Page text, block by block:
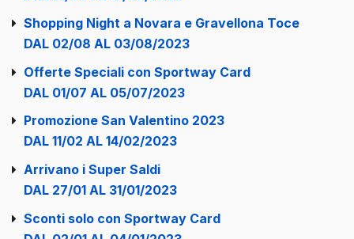
Shopping Night a Novara e Gravellona Toce
DAL 02/08 AL 03/08/2023
Offerte Speciali con Sportway Card
DAL 01/07 AL 05/07/2023
Promozione San Valentino 2023
DAL 11/02 AL 14/02/2023
Arrivano i Super Saldi
DAL 27/01 AL 31/01/2023
Sconti solo con Sportway Card